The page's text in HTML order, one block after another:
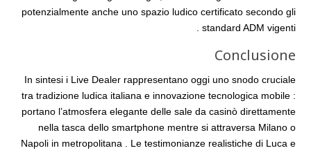
potenzialmente anche uno spazio ludico certificato secondo gli
standard ADM vigenti .
Conclusione
In sintesi i Live Dealer rappresentano oggi uno snodo cruciale
tra tradizione ludica italiana e innovazione tecnologica mobile :
portano l’atmosfera elegante delle sale da casinò direttamente
nella tasca dello smartphone mentre si attraversa Milano o
Napoli in metropolitana . Le testimonianze realistiche di Luca e